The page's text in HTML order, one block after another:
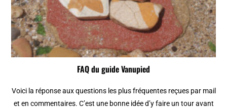
FAQ du guide Vanupied
Voici la réponse aux questions les plus fréquentes reçues par mail
et en commentaires. C’est une bonne idée d’y faire un tour avant